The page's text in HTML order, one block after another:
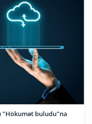
"Hökumət buludu"na